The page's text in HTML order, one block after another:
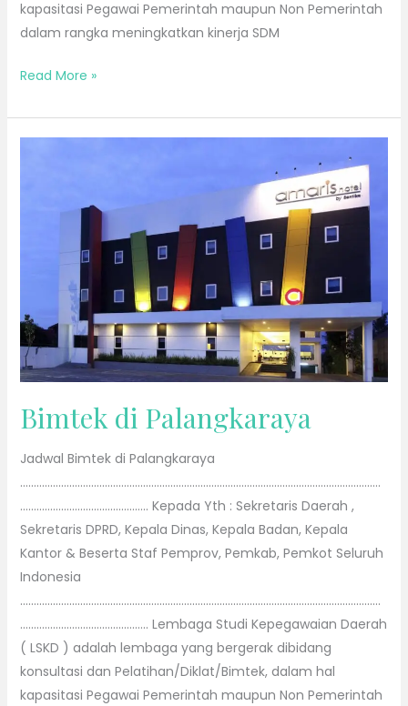
kapasitasi Pegawai Pemerintah maupun Non Pemerintah
dalam rangka meningkatkan kinerja SDM
Read More »
Bimtek di Palangkaraya
Jadwal Bimtek di Palangkaraya
……………………………………………………………………………………………………………………
……………………………………….. Kepada Yth : Sekretaris Daerah ,
Sekretaris DPRD, Kepala Dinas, Kepala Badan, Kepala
Kantor & Beserta Staf Pemprov, Pemkab, Pemkot Seluruh
Indonesia
……………………………………………………………………………………………………………………
……………………………………….. Lembaga Studi Kepegawaian Daerah
( LSKD ) adalah lembaga yang bergerak dibidang
konsultasi dan Pelatihan/Diklat/Bimtek, dalam hal
kapasitasi Pegawai Pemerintah maupun Non Pemerintah